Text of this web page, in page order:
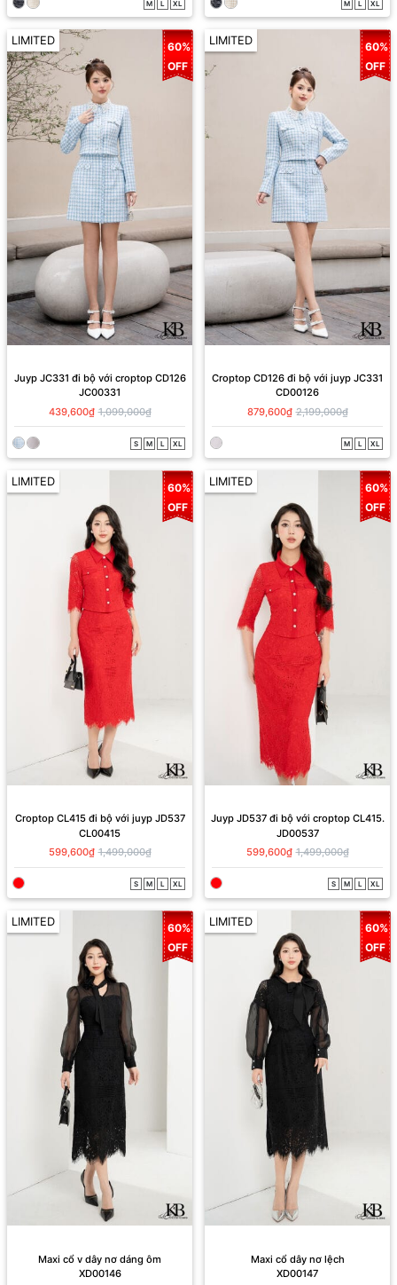
M L XL M L XL
LIMITED
60%
OFF
Juyp JC331 đi bộ với croptop CD126
JC00331
439,600₫ 1,099,000₫
S M L XL
LIMITED
60%
OFF
Croptop CD126 đi bộ với juyp JC331
CD00126
879,600₫ 2,199,000₫
M L XL
LIMITED
60%
OFF
Croptop CL415 đi bộ với juyp JD537
CL00415
599,600₫ 1,499,000₫
S M L XL
LIMITED
60%
OFF
Juyp JD537 đi bộ với croptop CL415.
JD00537
599,600₫ 1,499,000₫
S M L XL
LIMITED
60%
OFF
Maxi cổ v dây nơ dáng ôm
XD00146
LIMITED
60%
OFF
Maxi cổ dây nơ lệch
XD00147